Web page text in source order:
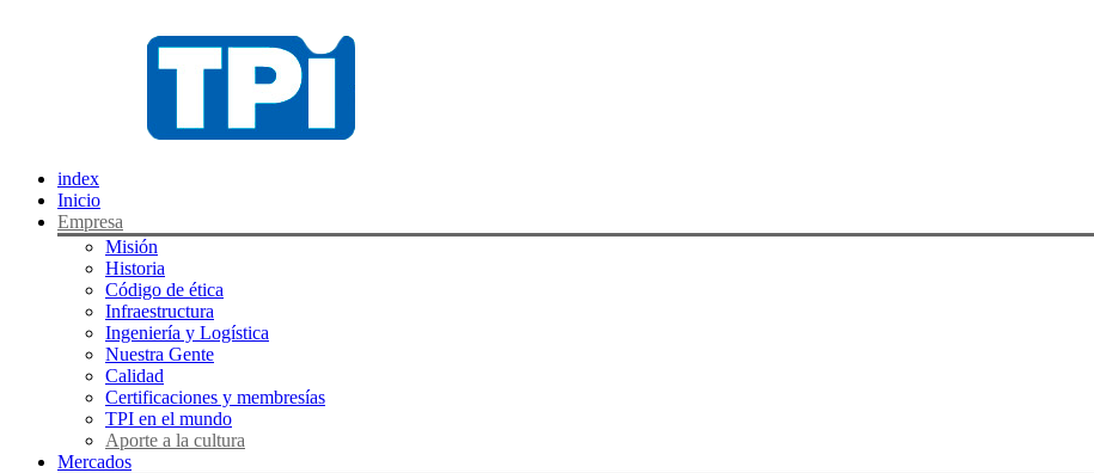
index
Inicio
Empresa
Misión
Historia
Código de ética
Infraestructura
Ingeniería y Logística
Nuestra Gente
Calidad
Certificaciones y membresías
TPI en el mundo
Aporte a la cultura
Mercados